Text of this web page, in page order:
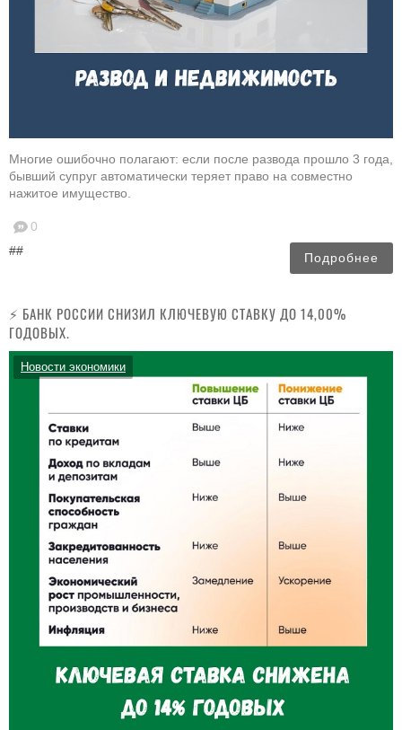
Многие ошибочно полагают: если после развода прошло 3 года,
бывший супруг автоматически теряет право на совместно
нажитое имущество.
0
##
Подробнее
⚡️ БАНК РОССИИ СНИЗИЛ КЛЮЧЕВУЮ СТАВКУ ДО 14,00%
ГОДОВЫХ.
Новости экономики